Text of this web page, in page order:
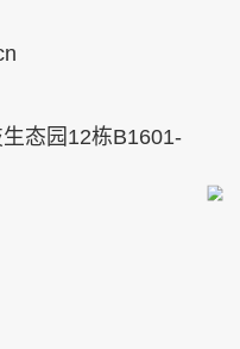
态园12栋B1601-